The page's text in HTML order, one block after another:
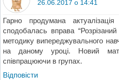
26.06.2017 о 14:41
Гарно продумана
сподобалась вправа
методику випереджувального
на даному уроці. Новий
співпрацюючи в групах.
Відповіcти